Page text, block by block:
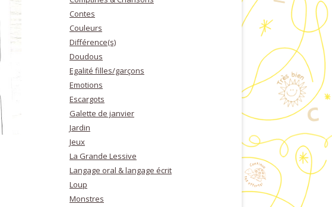
Contes
Couleurs
Différence(s)
Doudous
Egalité filles/garçons
Emotions
Escargots
Galette de janvier
Jardin
Jeux
La Grande Lessive
Langage oral & langage écrit
Loup
Monstres